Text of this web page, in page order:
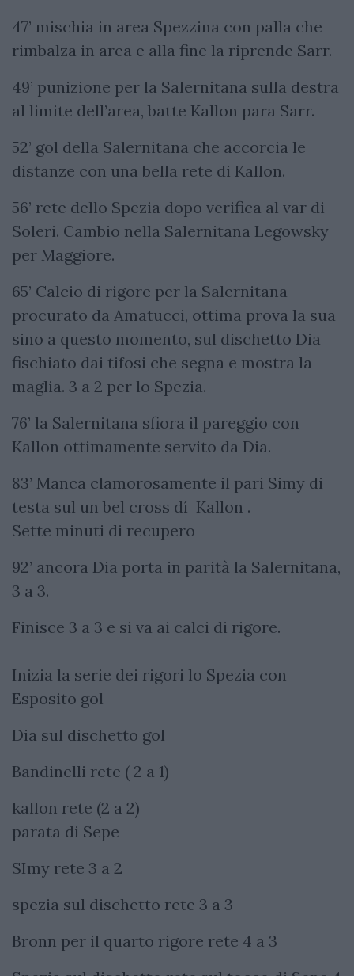
47’ mischia in area Spezzina con palla che
rimbalza in area e alla fine la riprende Sarr.
49’ punizione per la Salernitana sulla destra
al limite dell’area, batte Kallon para Sarr.
52’ gol della Salernitana che accorcia le
distanze con una bella rete di Kallon.
56’ rete dello Spezia dopo verifica al var di
Soleri. Cambio nella Salernitana Legowsky
per Maggiore.
65’ Calcio di rigore per la Salernitana
procurato da Amatucci, ottima prova la sua
sino a questo momento, sul dischetto Dia
fischiato dai tifosi che segna e mostra la
maglia. 3 a 2 per lo Spezia.
76’ la Salernitana sfiora il pareggio con
Kallon ottimamente servito da Dia.
83’ Manca clamorosamente il pari Simy di
testa sul un bel cross dí Kallon .
Sette minuti di recupero
92’ ancora Dia porta in parità la Salernitana,
3 a 3.
Finisce 3 a 3 e si va ai calci di rigore.
Inizia la serie dei rigori lo Spezia con
Esposito gol
Dia sul dischetto gol
Bandinelli rete ( 2 a 1)
kallon rete (2 a 2)
parata di Sepe
SImy rete 3 a 2
spezia sul dischetto rete 3 a 3
Bronn per il quarto rigore rete 4 a 3